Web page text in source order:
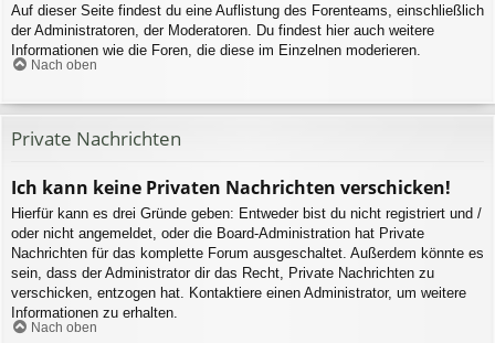
Auf dieser Seite findest du eine Auflistung des Forenteams, einschließlich
der Administratoren, der Moderatoren. Du findest hier auch weitere
Informationen wie die Foren, die diese im Einzelnen moderieren.
Nach oben
Private Nachrichten
Ich kann keine Privaten Nachrichten verschicken!
Hierfür kann es drei Gründe geben: Entweder bist du nicht registriert und /
oder nicht angemeldet, oder die Board-Administration hat Private
Nachrichten für das komplette Forum ausgeschaltet. Außerdem könnte es
sein, dass der Administrator dir das Recht, Private Nachrichten zu
verschicken, entzogen hat. Kontaktiere einen Administrator, um weitere
Informationen zu erhalten.
Nach oben